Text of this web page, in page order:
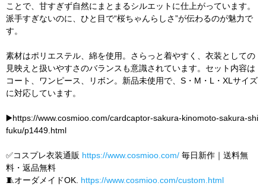
ことで、甘すぎず自然にまとまるシルエットに仕上がっています。
派手すぎないのに、ひと目で“桜ちゃんらしさ”が伝わるのが魅力で
す。
素材はポリエステル、綿を使用。さらっと着やすく、衣装としての
見映えと扱いやすさのバランスも意識されています。セット内容は
コート、ワンピース、リボン。新品未使用で、S・M・L・XLサイズ
に対応しています。
▶️https://www.cosmioo.com/cardcaptor-sakura-kinomoto-sakura-shi
fuku/p1449.html
✅コスプレ衣装通販 https://www.cosmioo.com/ 毎日新作｜送料無
料・返品無料
🧵オーダメイドOK. https://www.cosmioo.com/custom.html